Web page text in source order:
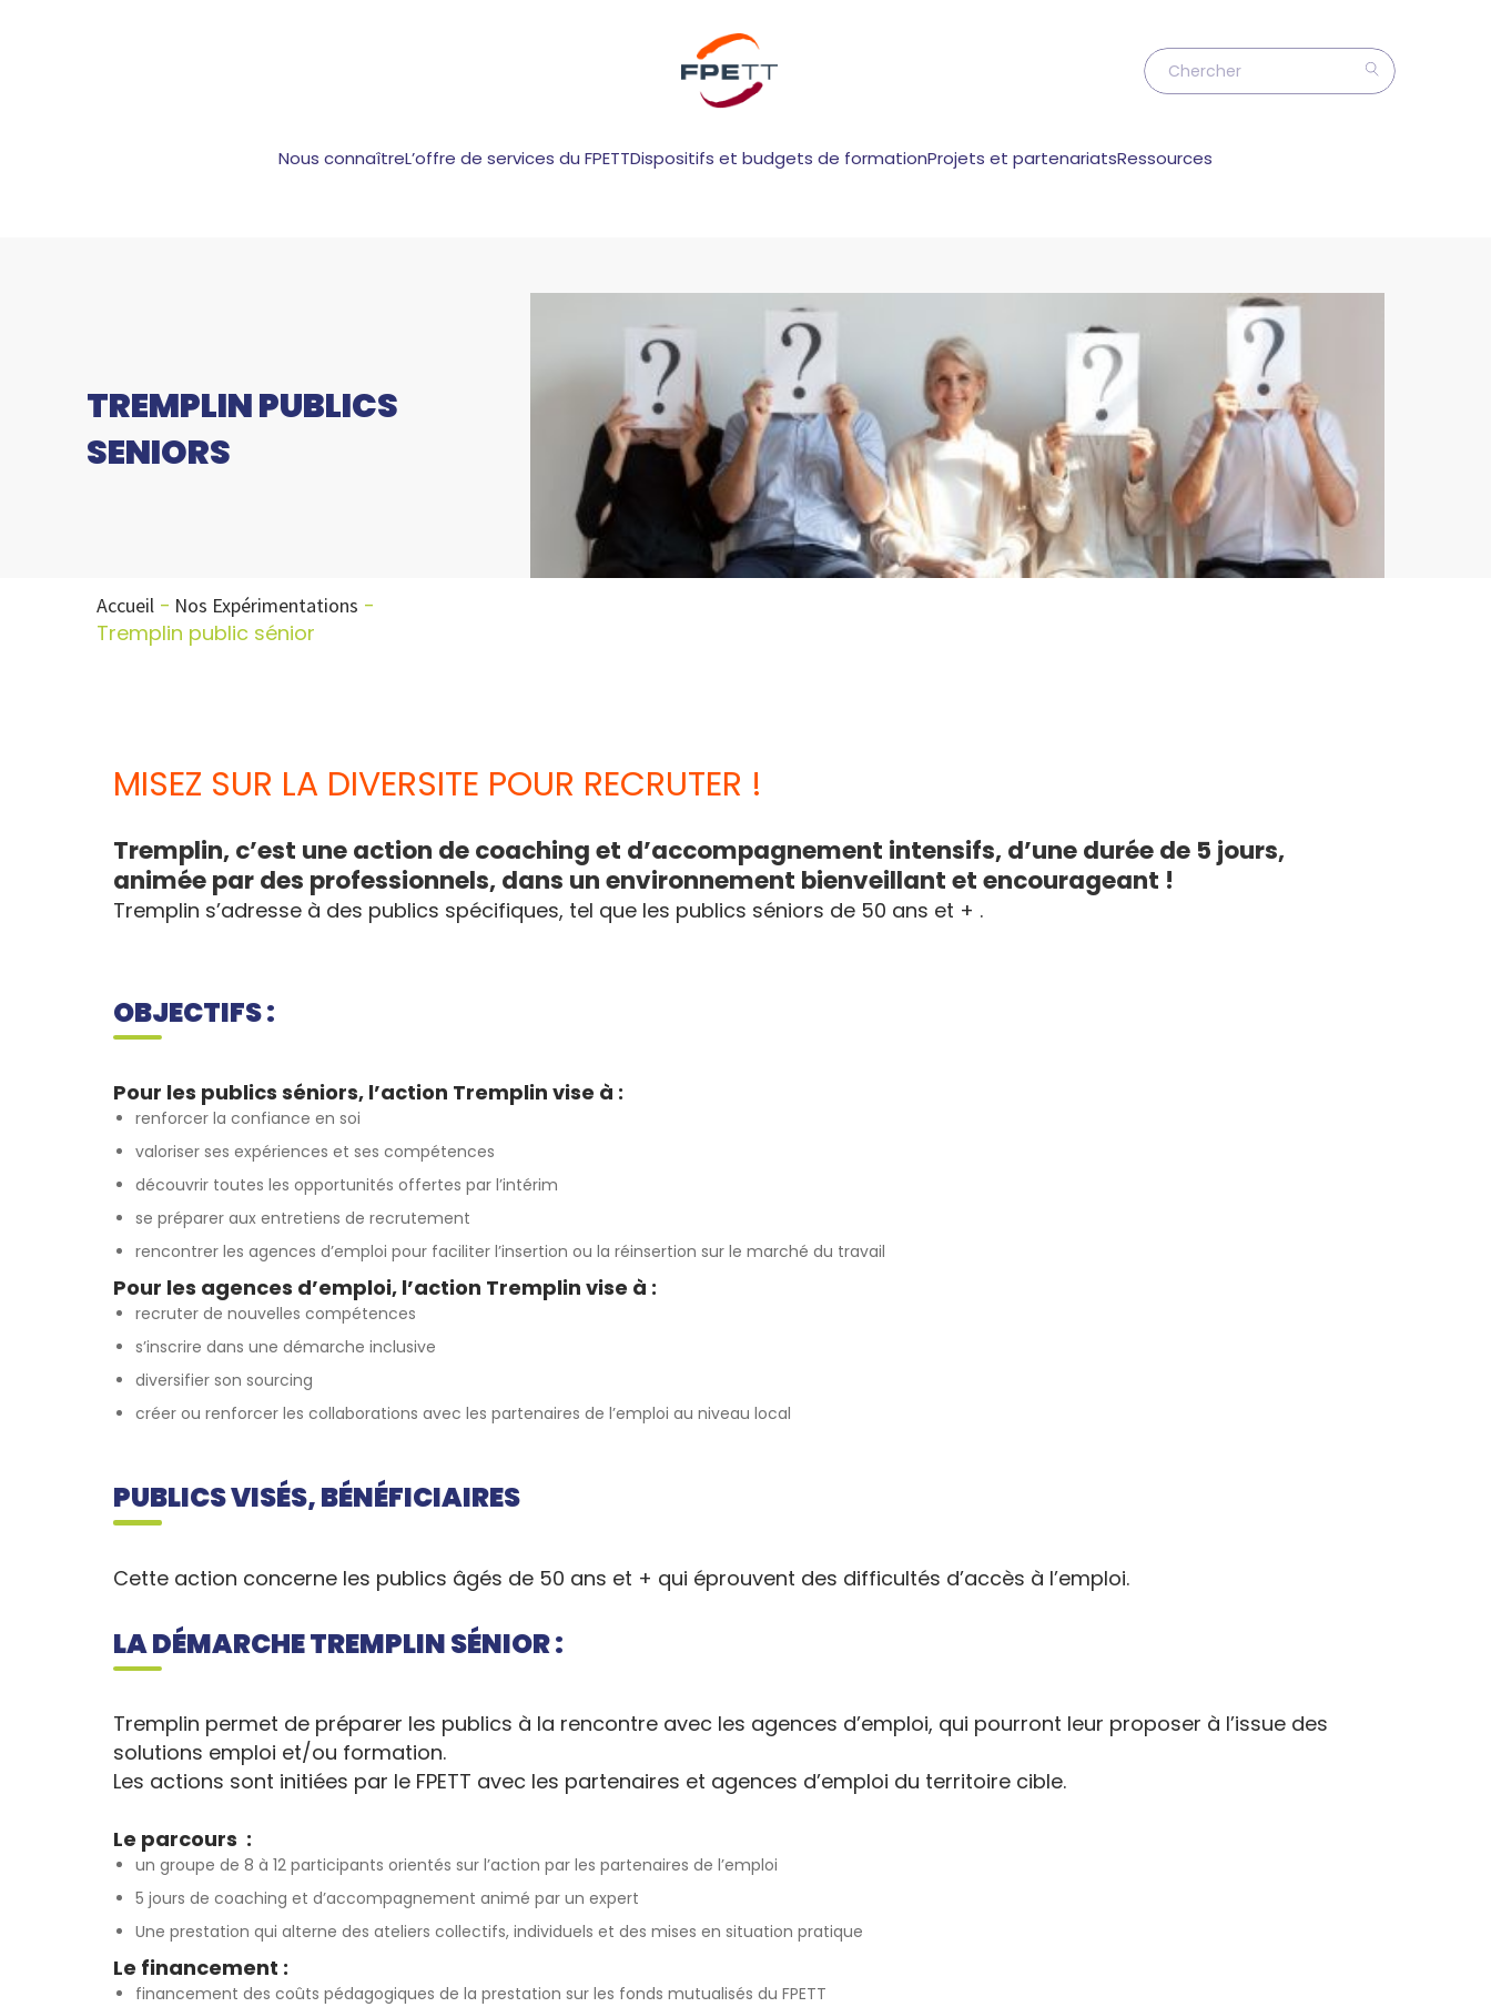
Nous connaîtreL’offre de services du FPETTDispositifs et budgets de formationProjets et partenariatsRessources
TREMPLIN PUBLICS
SENIORS
Accueil Nos Expérimentations
Tremplin public sénior
MISEZ SUR LA DIVERSITE POUR RECRUTER !
Tremplin, c’est une action de coaching et d’accompagnement intensifs, d’une durée de 5 jours,
animée par des professionnels, dans un environnement bienveillant et encourageant !
Tremplin s’adresse à des publics spécifiques, tel que les publics séniors de 50 ans et + .
OBJECTIFS :
Pour les publics séniors, l’action Tremplin vise à :
renforcer la confiance en soi
valoriser ses expériences et ses compétences
découvrir toutes les opportunités offertes par l’intérim
se préparer aux entretiens de recrutement
rencontrer les agences d’emploi pour faciliter l’insertion ou la réinsertion sur le marché du travail
Pour les agences d’emploi, l’action Tremplin vise à :
recruter de nouvelles compétences
s’inscrire dans une démarche inclusive
diversifier son sourcing
créer ou renforcer les collaborations avec les partenaires de l’emploi au niveau local
PUBLICS VISÉS, BÉNÉFICIAIRES
Cette action concerne les publics âgés de 50 ans et + qui éprouvent des difficultés d’accès à l’emploi.
LA DÉMARCHE TREMPLIN SÉNIOR :
Tremplin permet de préparer les publics à la rencontre avec les agences d’emploi, qui pourront leur proposer à l’issue des
solutions emploi et/ou formation.
Les actions sont initiées par le FPETT avec les partenaires et agences d’emploi du territoire cible.
Le parcours :
un groupe de 8 à 12 participants orientés sur l’action par les partenaires de l’emploi
5 jours de coaching et d’accompagnement animé par un expert
Une prestation qui alterne des ateliers collectifs, individuels et des mises en situation pratique
Le financement :
financement des coûts pédagogiques de la prestation sur les fonds mutualisés du FPETT